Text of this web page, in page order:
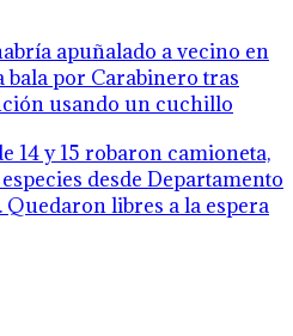
apuñalado a vecino en
bala por Carabinero tras
usando un cuchillo
14 y 15 robaron camioneta,
desde Departamento
libres a la espera